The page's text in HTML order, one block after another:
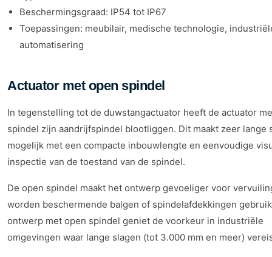
Beschermingsgraad: IP54 tot IP67
Toepassingen: meubilair, medische technologie,
automatisering
Actuator met open spindel
In tegenstelling tot de duwstangactuator heeft de actuator
spindel zijn aandrijfspindel blootliggen. Dit maakt zeer lange
mogelijk met een compacte inbouwlengte en eenvoudige
inspectie van de toestand van de spindel.
De open spindel maakt het ontwerp gevoeliger voor
worden beschermende balgen of spindelafdekkingen
ontwerp met open spindel geniet de voorkeur in industriële
omgevingen waar lange slagen (tot 3.000 mm en meer)